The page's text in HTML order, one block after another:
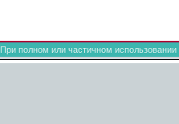
При полном или частичном